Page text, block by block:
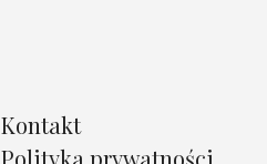
Kontakt